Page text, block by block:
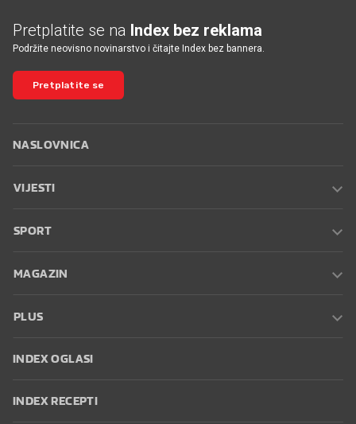
Pretplatite se na Index bez reklama
Podržite neovisno novinarstvo i čitajte Index bez bannera.
Pretplatite se
NASLOVNICA
VIJESTI
SPORT
MAGAZIN
PLUS
INDEX OGLASI
INDEX RECEPTI